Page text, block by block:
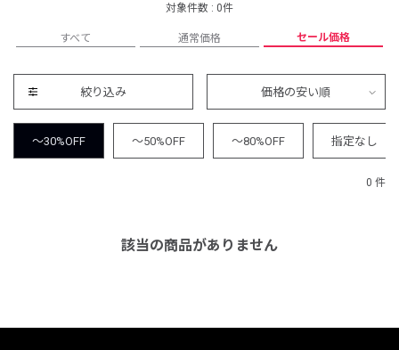
対象件数 : 0件
すべて 通常価格 セール価格
絞り込み 価格の安い順
～30%OFF ～50%OFF ～80%OFF 指定なし
0 件
該当の商品がありません